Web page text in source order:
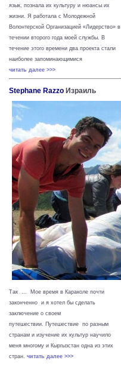
язык, познала их культуру и нюансы их
жизни. Я работала с Молодежной
Волонтерской Организацией «Лидерство» в
течении второго года моей службы. В
течение этого времени два проекта стали
наиболее запоминающимися
читать далее >>>
Stephane Razzo Израиль
Так ... Мое время в Караколе почти
законченно и я хотел бы сделать
заключение о своем
путешествии. Путешествие по разным
странам и изучение их культур научило
меня многому и Кыргызстан одна из этих
стран. читать далее >>>